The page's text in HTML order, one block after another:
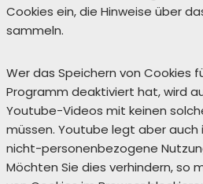
Cookies ein, die Hinweise über
sammeln.
Wer das Speichern von Cookies
Programm deaktiviert hat, wird
Youtube-Videos mit keinen
müssen. Youtube legt aber auch
nicht-personenbezogene
Möchten Sie dies verhindern, so